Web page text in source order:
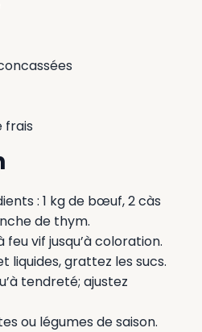
frais
: 1 kg de bœuf, 2 càs
de thym.
feu vif jusqu’à coloration.
liquides, grattez les sucs.
tendreté; ajustez
ou légumes de saison.